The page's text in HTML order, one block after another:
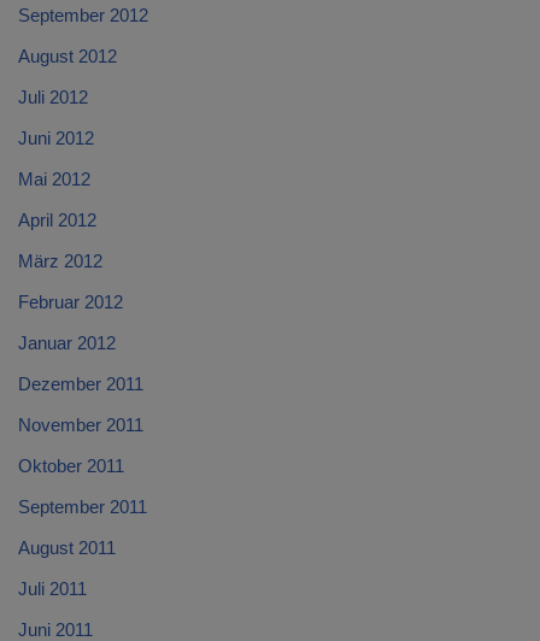
September 2012
August 2012
Juli 2012
Juni 2012
Mai 2012
April 2012
März 2012
Februar 2012
Januar 2012
Dezember 2011
November 2011
Oktober 2011
September 2011
August 2011
Juli 2011
Juni 2011